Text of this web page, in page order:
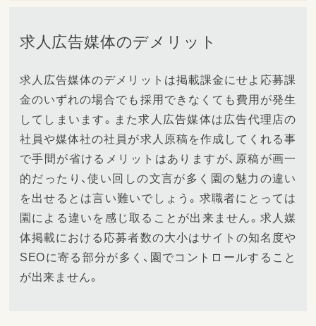
求人広告媒体のデメリット
求人広告媒体のデメリットは掲載課金にせよ応募課
金のいずれの場合でも採用できなくても費用が発生
してしまいます。また求人広告媒体は広告代理店の
社員や媒体社の社員が求人原稿を作成してくれる事
で手間が省けるメリットはありますが、原稿が画一
的だったり、使い回しの文言が多く園の魅力の違い
を出せるとは言い難いでしょう。求職者にとっては
園による違いを感じ取ることが出来ません。求人媒
体掲載における応募者数の大小はサイトの知名度や
SEOに寄る部分が多く、園でコントロールすること
が出来ません。